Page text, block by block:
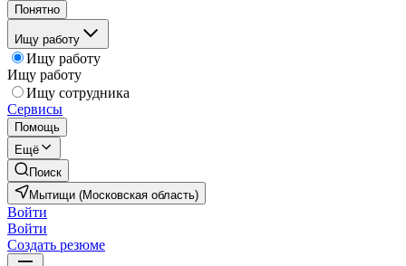
Понятно
Ищу работу
Ищу работу
Ищу работу
Ищу сотрудника
Сервисы
Помощь
Ещё
Поиск
Мытищи (Московская область)
Войти
Войти
Создать резюме